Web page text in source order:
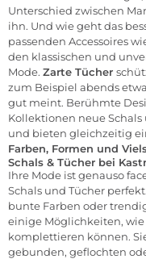
Unterschied zwischen
ihn. Und wie geht das
passenden Accessoires
den klassischen und
Mode. Zarte Tücher
zum Beispiel abends
gut meint. Berühmte
Kollektionen neue
und bieten gleichzeitig
Farben, Formen und
Schals & Tücher bei
Ihre Mode ist genauso
Schals und Tücher
bunte Farben oder
einige Möglichkeiten,
komplettieren können.
gebunden, geflochten